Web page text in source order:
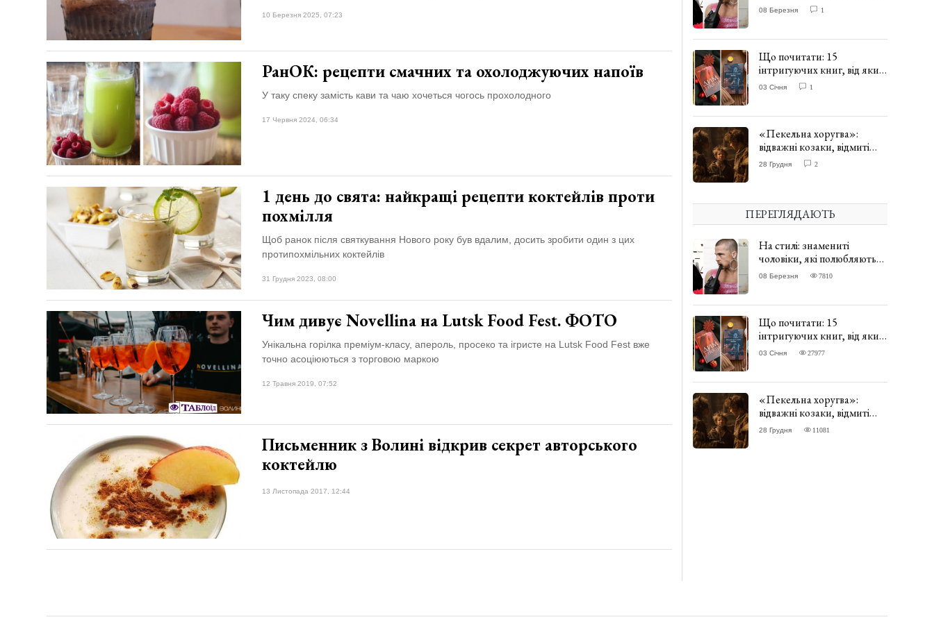
залишив у
Луцьку
три...
Всі розділи
Персона
Афіша
ZONE 18+
Політика конфіденційності
10 Березня 2025, 07:23
РанОК: рецепти смачних та охолоджуючих напоїв
У таку спеку замість кави та чаю хочеться чогось прохолодного
17 Червня 2024, 06:34
1 день до свята: найкращі рецепти коктейлів проти
похмілля
Щоб ранок після святкування Нового року був вдалим, досить зробити один з цих
протипохмільних коктейлів
31 Грудня 2023, 08:00
Чим дивує Novellina на Lutsk Food Fest. ФОТО
Унікальна горілка преміум-класу, апероль, просеко та ігристе на Lutsk Food Fest вже
точно асоціюються з торговою маркою
12 Травня 2019, 07:52
​Письменник з Волині відкрив секрет авторського
коктейлю
13 Листопада 2017, 12:44
одягати сукні. ФОТО
08 Березня 1
Що почитати: 15
інтригуючих книг, від яких
важко відірватись. ФОТО
03 Січня 1
«Пекельна хоругва»:
відважні козаки, відмиті
чорти та відчайдушний
28 Грудня 2
ПЕРЕГЛЯДАЮТЬ
На стилі: знамениті
чоловіки, які полюбляють
одягати сукні. ФОТО
08 Березня 7810
Що почитати: 15
інтригуючих книг, від яких
важко відірватись. ФОТО
03 Січня 27977
«Пекельна хоругва»:
відважні козаки, відмиті
чорти та відчайдушний
28 Грудня 11081